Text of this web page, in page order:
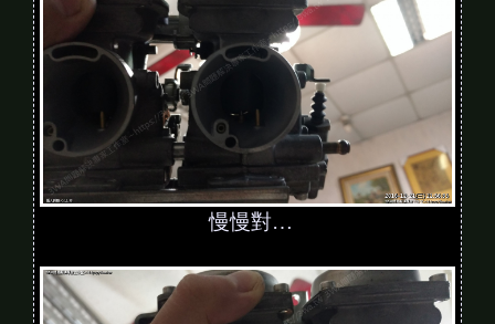
慢慢對…